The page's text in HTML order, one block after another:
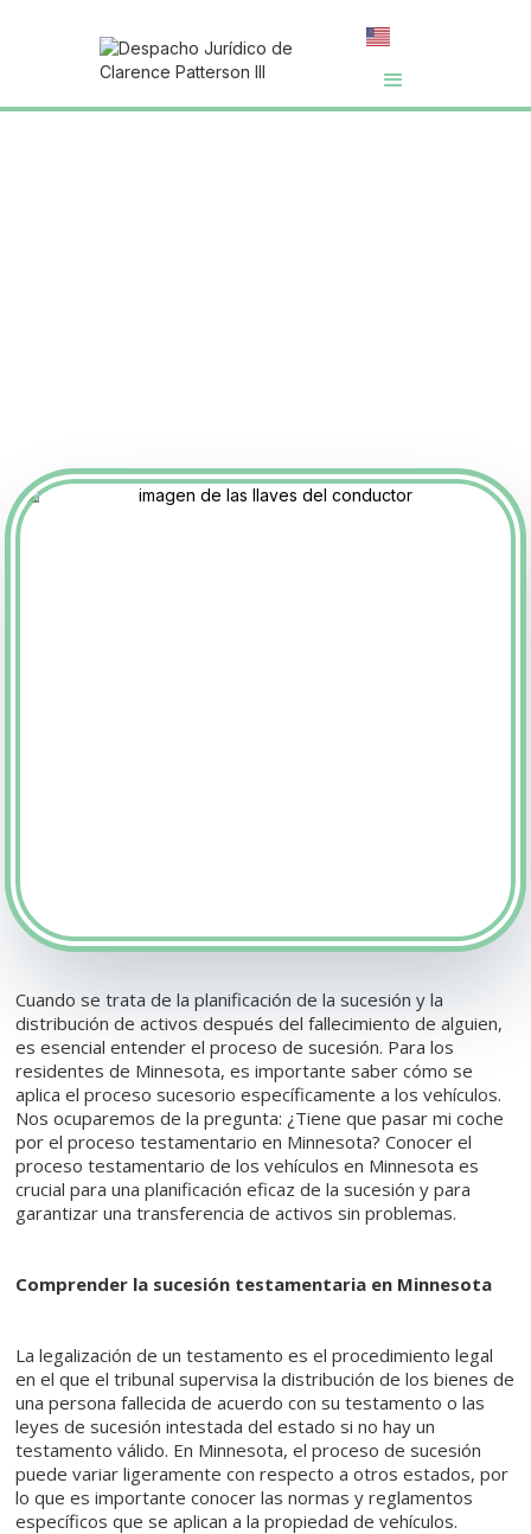
Cuando se trata de la planificación de la sucesión y la
distribución de activos después del fallecimiento de alguien,
es esencial entender el proceso de sucesión. Para los
residentes de Minnesota, es importante saber cómo se
aplica el proceso sucesorio específicamente a los vehículos.
Nos ocuparemos de la pregunta: ¿Tiene que pasar mi coche
por el proceso testamentario en Minnesota? Conocer el
proceso testamentario de los vehículos en Minnesota es
crucial para una planificación eficaz de la sucesión y para
garantizar una transferencia de activos sin problemas.
Comprender la sucesión testamentaria en Minnesota
La legalización de un testamento es el procedimiento legal
en el que el tribunal supervisa la distribución de los bienes de
una persona fallecida de acuerdo con su testamento o las
leyes de sucesión intestada del estado si no hay un
testamento válido. En Minnesota, el proceso de sucesión
puede variar ligeramente con respecto a otros estados, por
lo que es importante conocer las normas y reglamentos
específicos que se aplican a la propiedad de vehículos.